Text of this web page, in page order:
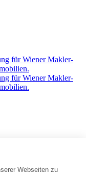
Webseiten zu